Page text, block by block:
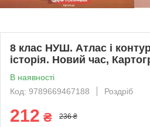
8 клас НУШ. Атлас і
історія. Новий час,
В наявності
Код: 9789669467188
Роздріб
212 ₴ 236 ₴